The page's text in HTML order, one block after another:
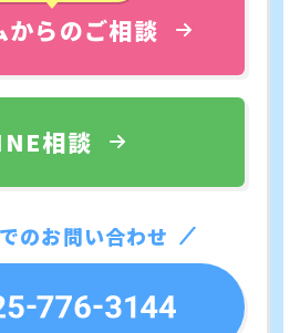
からのご相談
相談
のお問い合わせ